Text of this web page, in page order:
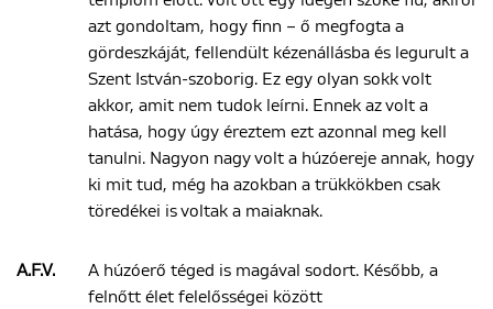
azt gondoltam, hogy finn – ő megfogta a
gördeszkáját, fellendült kézenállásba és legurult a
Szent István-szoborig. Ez egy olyan sokk volt
akkor, amit nem tudok leírni. Ennek az volt a
hatása, hogy úgy éreztem ezt azonnal meg kell
tanulni. Nagyon nagy volt a húzóereje annak, hogy
ki mit tud, még ha azokban a trükkökben csak
töredékei is voltak a maiaknak.
A.F.V.
A húzóerő téged is magával sodort. Később, a
felnőtt élet felelősségei között